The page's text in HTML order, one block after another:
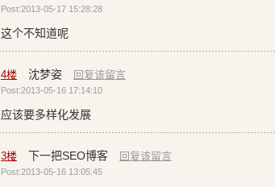
Post:2013-05-17 15:28:28
这个不知道呢
4楼 沈梦姿 回复该留言
Post:2013-05-16 17:14:10
应该要多样化发展
3楼 下一把SEO博客 回复该留言
Post:2013-05-16 13:05:45